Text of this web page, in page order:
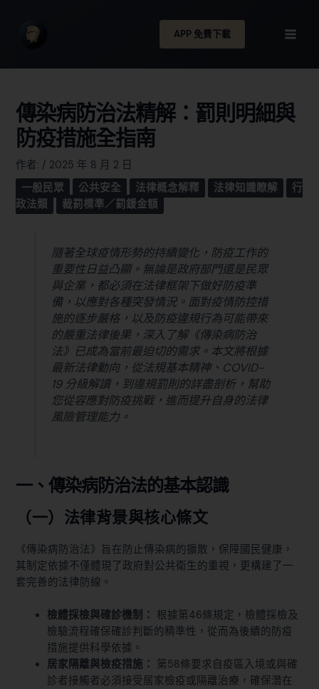
APP 免費下載
傳染病防治法精解：罰則明細與
防疫措施全指南
作者: / 2025 年 8 月 2 日
一般民眾
公共安全 法律概念解釋 法律知識瞭解
行
政法類
裁罰標準／罰鍰金額
隨著全球疫情形勢的持續變化，防疫工作的
重要性日益凸顯。無論是政府部門還是民眾
與企業，都必須在法律框架下做好防疫準
備，以應對各種突發情況。面對疫情防控措
施的逐步嚴格，以及防疫違規行為可能帶來
的嚴重法律後果，深入了解《傳染病防治
法》已成為當前最迫切的需求。本文將根據
最新法律動向，從法規基本精神、COVID-
19 分級解讀，到違規罰則的詳盡剖析，幫助
您從容應對防疫挑戰，進而提升自身的法律
風險管理能力。
一、傳染病防治法的基本認識
（一）法律背景與核心條文
《傳染病防治法》旨在防止傳染病的擴散，保障國民健康，
其制定依據不僅體現了政府對公共衛生的重視，更構建了一
套完善的法律防線。
檢體採檢與確診機制： 根據第46條規定，檢體採檢及
檢驗流程確保確診判斷的精準性，從而為後續的防疫
措施提供科學依據。
居家隔離與檢疫措施： 第58條要求自疫區入境或與確
診者接觸者必須接受居家檢疫或隔離治療，確保潛在